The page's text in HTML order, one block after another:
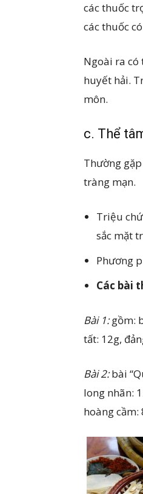
các thuốc
các thuốc
Ngoài ra có
huyết hải.
môn.
c. Thể
Thường
tràng mạn.
Triệu
sắc mặt
Phương
Các bài
Bài 1:gồm:
tất: 12g,
Bài 2:bài
long nhãn:
hoàng cầm: